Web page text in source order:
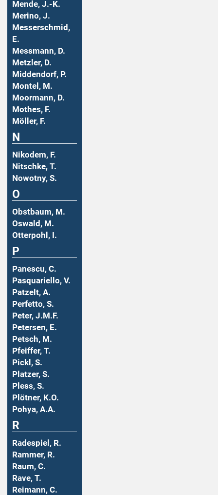
Mende, J.-K.
Merino, J.
Messerschmid,
E.
Messmann, D.
Metzler, D.
Middendorf, P.
Montel, M.
Moormann, D.
Mothes, F.
Möller, F.
N
Nikodem, F.
Nitschke, T.
Nowotny, S.
O
Obstbaum, M.
Oswald, M.
Otterpohl, I.
P
Panescu, C.
Pasquariello, V.
Patzelt, A.
Perfetto, S.
Peter, J.M.F.
Petersen, E.
Petsch, M.
Pfeiffer, T.
Pickl, S.
Platzer, S.
Pless, S.
Plötner, K.O.
Pohya, A.A.
R
Radespiel, R.
Rammer, R.
Raum, C.
Rave, T.
Reimann, C.